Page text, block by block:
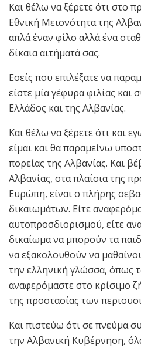
Και θέλω να ξέρετε ότι στο
Εθνική Μειονότητα της
απλά έναν φίλο αλλά ένα
δίκαια αιτήματά σας.
Εσείς που επιλέξατε να
είστε μία γέφυρα φιλίας και
Ελλάδος και της Αλβανίας.
Και θέλω να ξέρετε ότι και
είμαι και θα παραμείνω
πορείας της Αλβανίας. Και
Αλβανίας, στα πλαίσια της
Ευρώπη, είναι ο πλήρης
δικαιωμάτων. Είτε
αυτοπροσδιορισμού, είτε
δικαίωμα να μπορούν τα
να εξακολουθούν να
την ελληνική γλώσσα, όπως
αναφερόμαστε στο κρίσιμο
της προστασίας των
Και πιστεύω ότι σε πνεύμα
την Αλβανική Κυβέρνηση,